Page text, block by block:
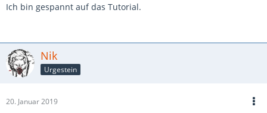
Ich bin gespannt auf das Tutorial.
Nik
Urgestein
20. Januar 2019